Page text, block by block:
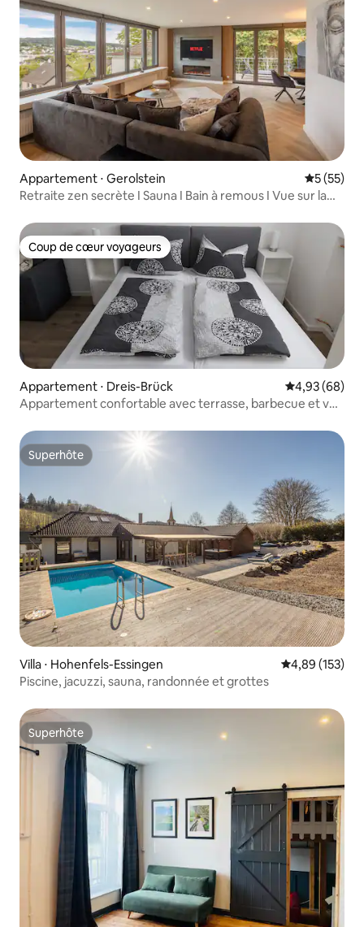
Appartement ⋅ Gerolstein
5 (55)
Retraite zen secrète I Sauna I Bain à remous I Vue sur la
Coup de cœur voyageurs
Coup de cœur voyageurs
Appartement ⋅ Dreis-Brück Évaluation
4,93 (68)
Appartement confortable avec terrasse, barbecue et vue
Superhôte
Superhôte
Villa ⋅ Hohenfels-Essingen Évaluation
4,89 (153)
Piscine, jacuzzi, sauna, randonnée et grottes
Superhôte
Superhôte